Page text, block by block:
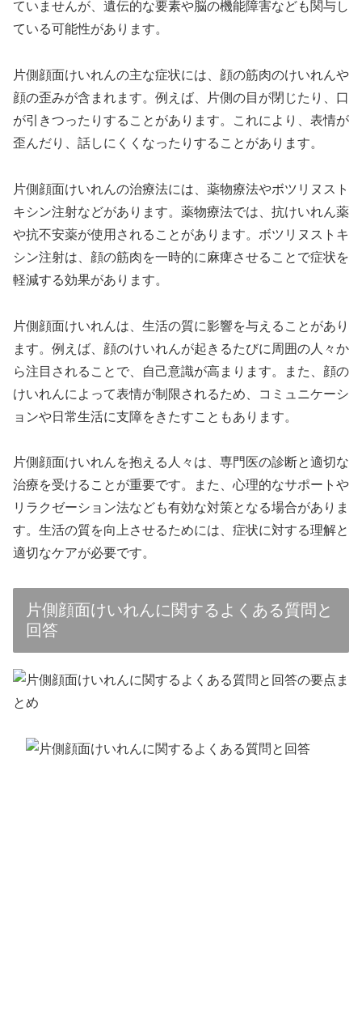
ていませんが、遺伝的な要素や脳の機能障害なども関与し
ている可能性があります。
片側顔面けいれんの主な症状には、顔の筋肉のけいれんや
顔の歪みが含まれます。例えば、片側の目が閉じたり、口
が引きつったりすることがあります。これにより、表情が
歪んだり、話しにくくなったりすることがあります。
片側顔面けいれんの治療法には、薬物療法やボツリヌスト
キシン注射などがあります。薬物療法では、抗けいれん薬
や抗不安薬が使用されることがあります。ボツリヌストキ
シン注射は、顔の筋肉を一時的に麻痺させることで症状を
軽減する効果があります。
片側顔面けいれんは、生活の質に影響を与えることがあり
ます。例えば、顔のけいれんが起きるたびに周囲の人々か
ら注目されることで、自己意識が高まります。また、顔の
けいれんによって表情が制限されるため、コミュニケーシ
ョンや日常生活に支障をきたすこともあります。
片側顔面けいれんを抱える人々は、専門医の診断と適切な
治療を受けることが重要です。また、心理的なサポートや
リラクゼーション法なども有効な対策となる場合がありま
す。生活の質を向上させるためには、症状に対する理解と
適切なケアが必要です。
片側顔面けいれんに関するよくある質問と
回答